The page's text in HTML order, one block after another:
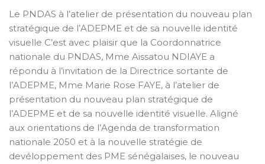
Le PNDAS à l’atelier de présentation du nouveau plan
stratégique de l’ADEPME et de sa nouvelle identité
visuelle C’est avec plaisir que la Coordonnatrice
nationale du PNDAS, Mme Aissatou NDIAYE a
répondu à l’invitation de la Directrice sortante de
l’ADEPME, Mme Marie Rose FAYE, à l’atelier de
présentation du nouveau plan stratégique de
l’ADEPME et de sa nouvelle identité visuelle. Aligné
aux orientations de l’Agenda de transformation
nationale 2050 et à la nouvelle stratégie de
devéloppement des PME sénégalaises, le nouveau